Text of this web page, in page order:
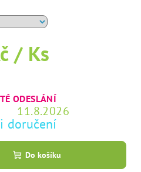
/ Ks
ODESLÁNÍ
11.8.2026
doručení
Do košíku